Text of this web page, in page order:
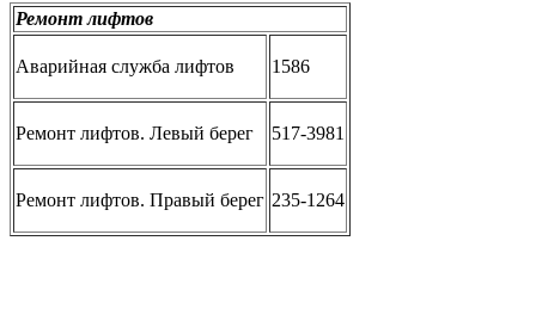
Ремонт лифтов
Аварийная служба лифтов 1586
Ремонт лифтов. Левый берег 517-3981
Ремонт лифтов. Правый берег 235-1264